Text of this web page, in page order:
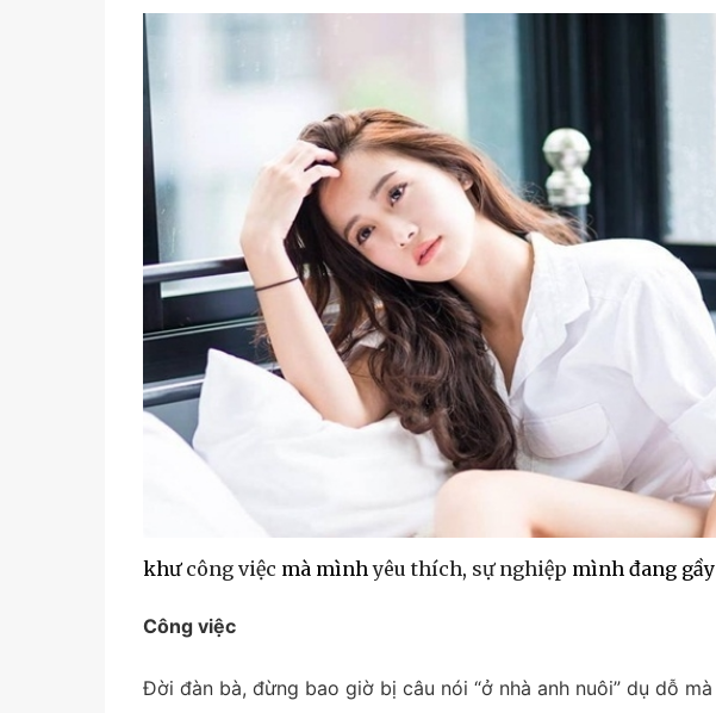
khưcông việc mà mìnhyêu thích, sự nghiệp mình đang
Công việc
Đời đàn bà, đừng bao giờ bị câu nói “ở nhà anh nuôi” dụ dỗ mà